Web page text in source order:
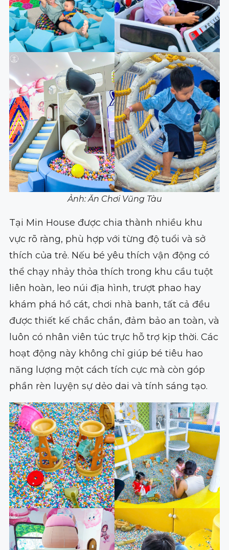
Ảnh: Ăn Chơi Vũng Tàu
Tại Min House được chia thành nhiều khu
vực rõ ràng, phù hợp với từng độ tuổi và sở
thích của trẻ. Nếu bé yêu thích vận động có
thể chạy nhảy thỏa thích trong khu cầu tuột
liên hoàn, leo núi địa hình, trượt phao hay
khám phá hồ cát, chơi nhà banh, tất cả đều
được thiết kế chắc chắn, đảm bảo an toàn, và
luôn có nhân viên túc trực hỗ trợ kịp thời. Các
hoạt động này không chỉ giúp bé tiêu hao
năng lượng một cách tích cực mà còn góp
phần rèn luyện sự dẻo dai và tính sáng tạo.